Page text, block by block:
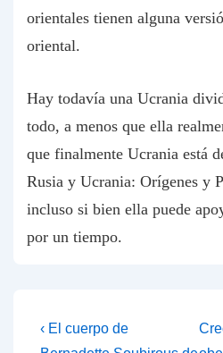
orientales tienen alguna
oriental.
Hay todavía una Ucrania
todo, a menos que ella
que finalmente Ucrania está
Rusia y Ucrania: Orígenes y
incluso si bien ella puede
por un tiempo.
Post
Previous
‹ El cuerpo de